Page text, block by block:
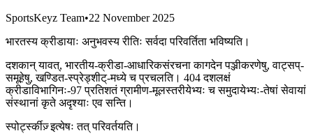
SportsKeyz Team•22 November 2025
भारतस्य क्रीडायाः अनुभवस्य रीतिः सर्वदा परिवर्तिता भविष्यति।
दशकान् यावत्, भारतीय-क्रीडा-आधारिकसंरचना कागदेन पञ्जीकरणेषु, वाट्सप्-
समूहेषु, खण्डित-स्प्रेड्शीट्-मध्ये च प्रचलति। 404 दशलक्षं
क्रीडाविभागिनः-97 प्रतिशतं ग्रामीण-मूलस्तरीयेभ्यः च समुदायेभ्यः-तेषां सेवायां
संस्थानां कृते अदृश्याः एव सन्ति।
स्पोर्ट्स्कीज़् इत्येषः तत् परिवर्तयति।